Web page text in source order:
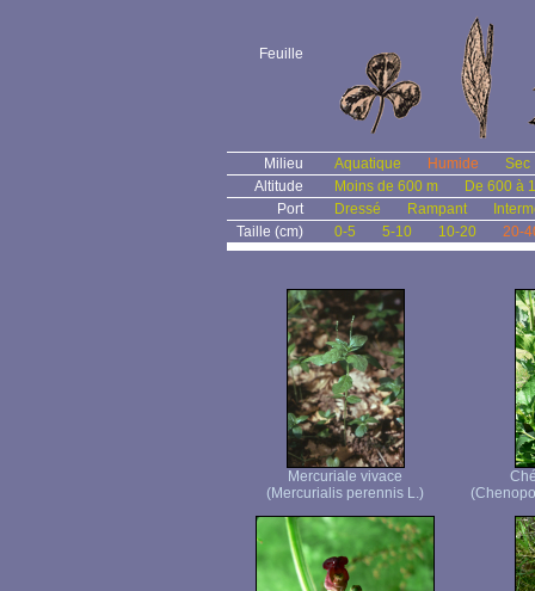
Feuille
Milieu Aquatique Humide
Sec
Altitude
Moins de 600 m
De 600 à
Port
Dressé Rampant
Taille (cm)
0-5 5-10 10-20 20-
Mercuriale vivace
(Mercurialis perennis L.)